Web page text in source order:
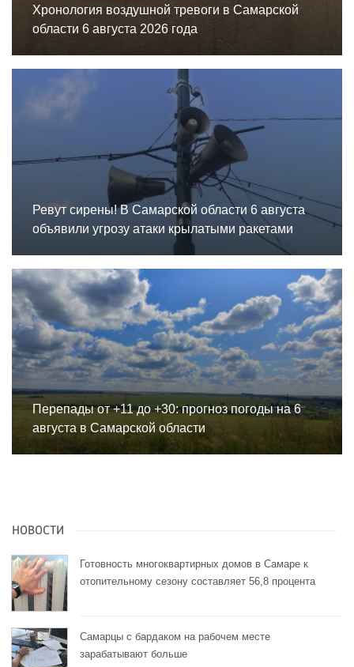
Хронология воздушной тревоги в Самарской
области 6 августа 2026 года
Ревут сирены! В Самарской области 6 августа
объявили угрозу атаки крылатыми ракетами
Перепады от +11 до +30: прогноз погоды на 6
августа в Самарской области
НОВОСТИ
Готовность многоквартирных домов в Самаре к
отопительному сезону составляет 56,8 процента
Самарцы с бардаком на рабочем месте
зарабатывают больше